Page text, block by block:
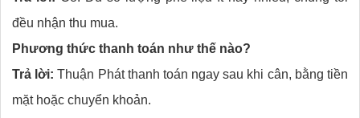
đều nhận thu mua.
Phương thức thanh toán như thế nào?
Trả lời: Thuận Phát thanh toán ngay sau khi cân, bằng tiền
mặt hoặc chuyển khoản.